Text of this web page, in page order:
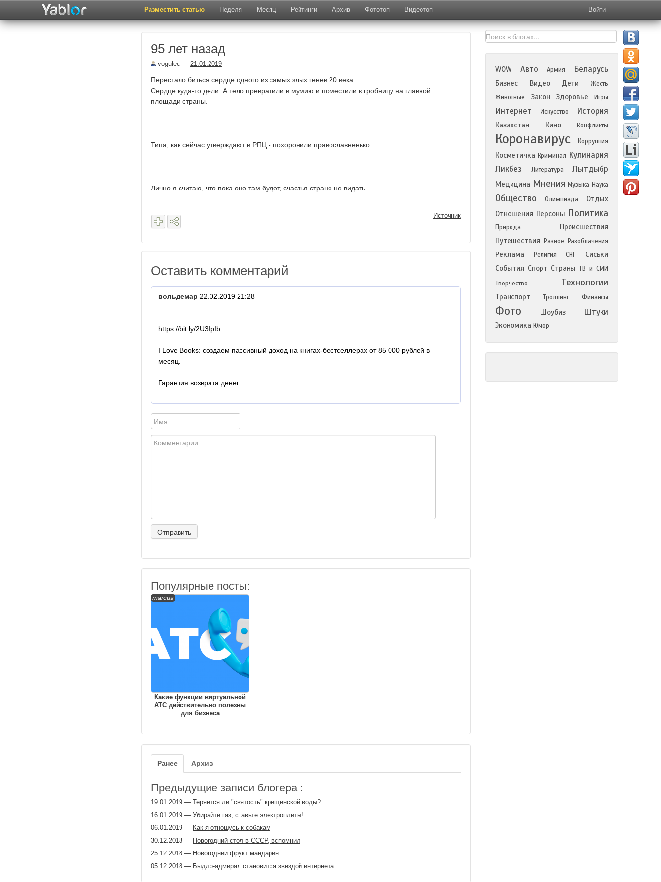
Разместить статью Неделя Месяц Рейтинги Архив Фототоп Видеотоп Войти
95 лет назад
vogulec — 21.01.2019
Перестало биться сердце одного из самых злых генев 20 века.
Сердце куда-то дели. А тело превратили в мумию и поместили в гробницу на главной
площади страны.
Типа, как сейчас утверждают в РПЦ - похоронили православненько.
Лично я считаю, что пока оно там будет, счастья стране не видать.
Источник
Оставить комментарий
вольдемар 22.02.2019 21:28
https://bit.ly/2U3IpIb
I Love Books: создаем пассивный доход на книгах-бестселлерах от 85 000 рублей в
месяц.
Гарантия возврата денег.
Популярные посты:
marcus
Какие функции виртуальной
АТС действительно полезны
для бизнеса
Ранее Архив
Предыдущие записи блогера :
19.01.2019 — Теряется ли "святость" крещенской воды?
16.01.2019 — Убирайте газ, ставьте электроплиты!
06.01.2019 — Как я отношусь к собакам
30.12.2018 — Новогодний стол в СССР, вспомнил
25.12.2018 — Новогодний фрукт мандарин
05.12.2018 — Быдло-адмирал становится звездой интернета
WOW Авто Армия Беларусь
Бизнес Видео Дети
Жесть
Животные
Закон Здоровье Игры
Интернет Искусство История
Казахстан Кино Конфликты
Коронавирус Коррупция
Косметичка Криминал Кулинария
Ликбез
Литература Лытдыбр
Медицина Мнения Музыка Наука
Общество Олимпиада
Отдых
Отношения Персоны Политика
Природа
Происшествия
Путешествия
Разное Разоблачения
Реклама Религия СНГ
Сиськи
События Спорт Страны ТВ и СМИ
Творчество
Технологии
Транспорт Троллинг Финансы
Фото Шоубиз Штуки
Экономика Юмор